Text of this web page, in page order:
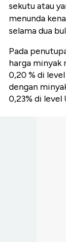
sekutu atau
menunda
selama dua
Pada
harga
0,20 % di
dengan
0,23% di level